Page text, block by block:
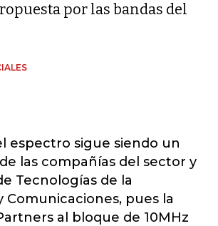
por las bandas del
espectro sigue siendo un
las compañías del sector y
Tecnologías de la
Comunicaciones, pues la
al bloque de 10MHz